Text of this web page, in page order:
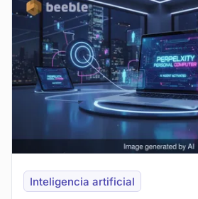
Inteligencia artificial